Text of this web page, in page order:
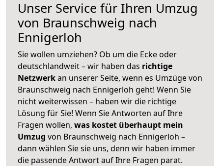
Unser Service für Ihren Umzug
von Braunschweig nach
Ennigerloh
Sie wollen umziehen? Ob um die Ecke oder
deutschlandweit – wir haben das richtige
Netzwerkan unserer Seite, wenn es Umzüge von
Braunschweig nach Ennigerloh geht! Wenn Sie
nicht weiterwissen – haben wir die richtige
Lösung für Sie! Wenn Sie Antworten auf Ihre
Fragen wollen, was kostet überhaupt mein
Umzug von Braunschweig nach Ennigerloh –
dann wählen Sie sie uns, denn wir haben immer
die passende Antwort auf Ihre Fragen parat.